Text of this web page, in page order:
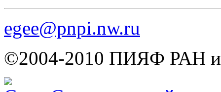
egee@pnpi.nw.ru
©2004-2010 ПИЯФ РАН